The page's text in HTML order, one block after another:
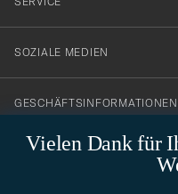
Vielen Dank für
SOZIALE MEDIEN
GESCHÄFTSINFORMATIONEN